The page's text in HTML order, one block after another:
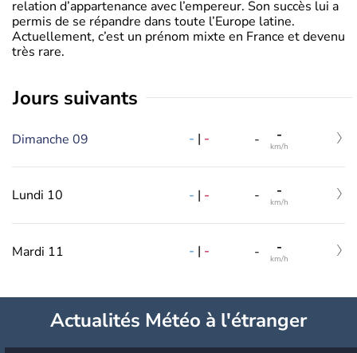
relation d’appartenance avec l’empereur. Son succès lui a
permis de se répandre dans toute l’Europe latine.
Actuellement, c’est un prénom mixte en France et devenu
très rare.
jours suivants
Dimanche 09 - | - - -
km/h
Lundi 10 - | - - -
km/h
Mardi 11 - | - - -
km/h
Actualités Météo à l'étranger